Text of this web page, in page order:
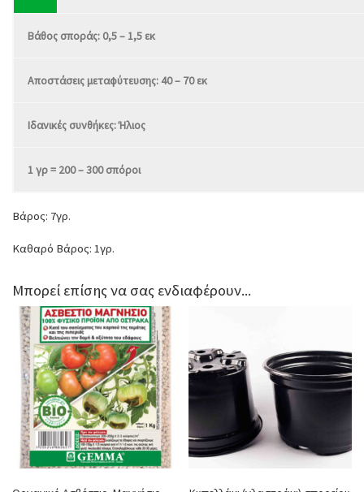
Βάθος σποράς: 0,5 – 1,5 εκ
Αποστάσεις μεταφύτευσης: 40 – 70 εκ
Ιδανικές συνθήκες: Ήλιος
1 γρ = 200 – 300 σπόροι
Βάρος: 7γρ.
Καθαρό Βάρος: 1γρ.
Μπορεί επίσης να σας ενδιαφέρουν...